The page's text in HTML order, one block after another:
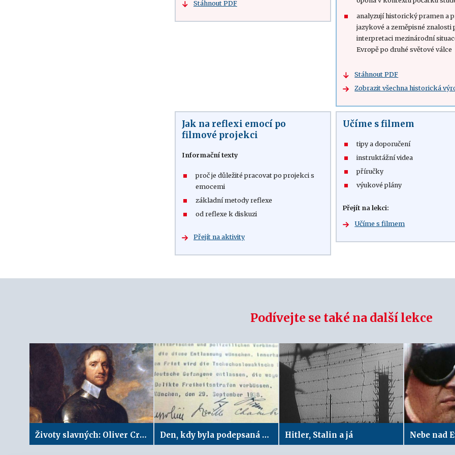
Stáhnout PDF
analyzují historický pramen a
jazykové a zeměpisné znalosti
interpretaci mezinárodní
Evropě po druhé světové válce
Stáhnout PDF
Zobrazit všechna historická
Jak na reflexi emocí po
filmové projekci
Informační texty
proč je důležité pracovat po projekci s
emocemi
základní metody reflexe
od reflexe k diskuzi
Přejít na aktivity
Učíme s filmem
tipy a doporučení
instruktážní videa
příručky
výukové plány
Přejít na lekci:
Učíme s filmem
Podívejte se také na další lekce
Životy slavných: Oliver Cromwell Den, kdy byla podepsaná Mnichovská dohoda (30. září 1938) Hitler, Stalin a já Nebe nad